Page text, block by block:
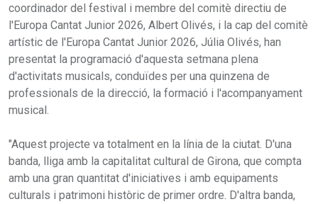
coordinador del festival i membre del comitè directiu de
l'Europa Cantat Junior 2026, Albert Olivés, i la cap del comitè
artístic de l'Europa Cantat Junior 2026, Júlia Olivés, han
presentat la programació d'aquesta setmana plena
d'activitats musicals, conduïdes per una quinzena de
professionals de la direcció, la formació i l'acompanyament
musical.
"Aquest projecte va totalment en la línia de la ciutat. D'una
banda, lliga amb la capitalitat cultural de Girona, que compta
amb una gran quantitat d'iniciatives i amb equipaments
culturals i patrimoni històric de primer ordre. D'altra banda,